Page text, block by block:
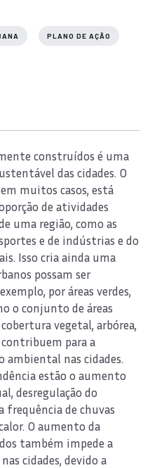
PLANO DE AÇÃO
construídos é uma
das cidades. O
muitos casos, está
de atividades
uma região, como as
e de indústrias e do
Isso cria ainda uma
possam ser
por áreas verdes,
o conjunto de áreas
vegetal, arbórea,
para a
ambiental nas cidades.
estão o aumento
desregulação do
frequência de chuvas
O aumento da
também impede a
cidades, devido a